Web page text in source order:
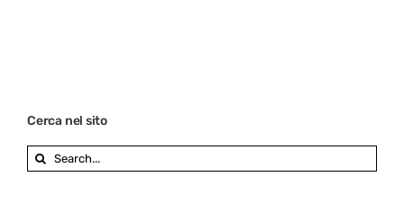
Cerca nel sito
Search
for: